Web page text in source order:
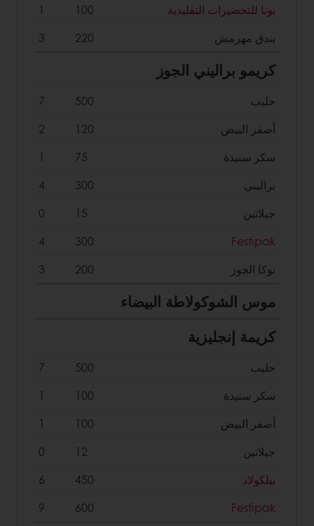
بونا للتحضيرات التقليدية
100
1
بندق مهرمش
220
3
كريمو براليني الجوز
حليب 500
7
أصفر البيض
120
2
سكر سنيدة
75
1
براليني
300
4
جيلاتين
15
0
Festipak
300
4
نوكا الجوز
200
3
موس الشوكولاطة البيضاء
كريمة إنجليزية
حليب 500
7
سكر سنيدة
100
1
أصفر البيض
100
1
جيلاتين
12
0
بيلكولاد
450
6
Festipak
600
9